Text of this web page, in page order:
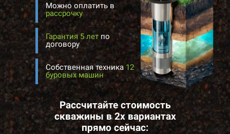
Собственная техника 12
буровых машин
Можно оплатить в
рассрочку
Рассчитайте стоимость
скважины в 2х вариантах
прямо сейчас:
Гарантия 5 лет по
договору